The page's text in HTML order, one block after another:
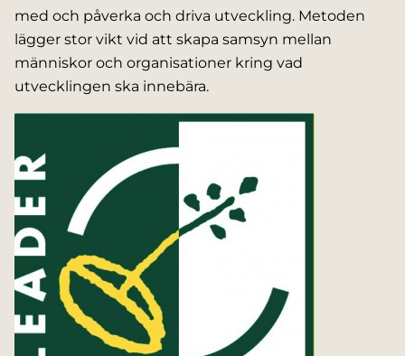
med och påverka och driva utveckling. Metoden
lägger stor vikt vid att skapa samsyn mellan
människor och organisationer kring vad
utvecklingen ska innebära.